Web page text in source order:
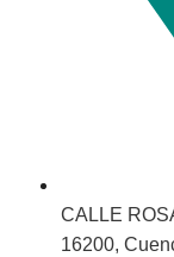
CALLE
16200,